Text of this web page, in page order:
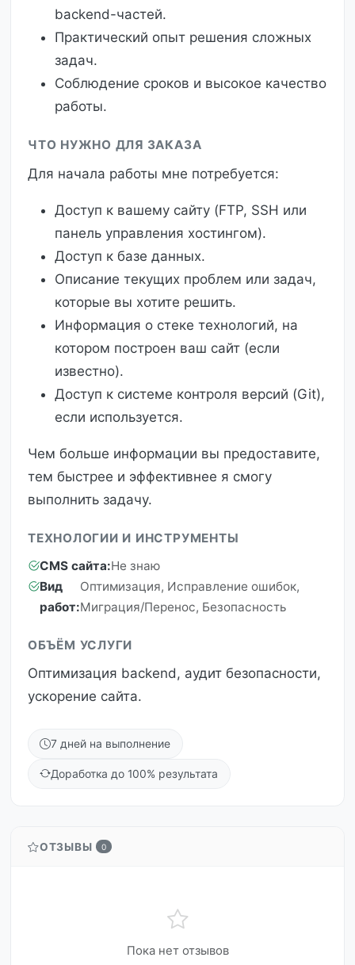
backend-частей.
Практический опыт решения сложных
задач.
Соблюдение сроков и высокое качество
работы.
ЧТО НУЖНО ДЛЯ ЗАКАЗА
Для начала работы мне потребуется:
Доступ к вашему сайту (FTP, SSH или
панель управления хостингом).
Доступ к базе данных.
Описание текущих проблем или задач,
которые вы хотите решить.
Информация о стеке технологий, на
котором построен ваш сайт (если
известно).
Доступ к системе контроля версий (Git),
если используется.
Чем больше информации вы предоставите,
тем быстрее и эффективнее я смогу
выполнить задачу.
ТЕХНОЛОГИИ И ИНСТРУМЕНТЫ
CMS сайта:Не знаю
Вид
работ:
Оптимизация, Исправление ошибок,
Миграция/Перенос, Безопасность
ОБЪЁМ УСЛУГИ
Оптимизация backend, аудит безопасности,
ускорение сайта.
7 дней на выполнение
Доработка до 100% результата
ОТЗЫВЫ 0
Пока нет отзывов